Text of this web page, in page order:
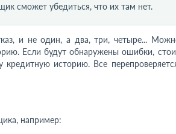
сможет убедиться, что их там нет.
и не один, а два, три, четыре...
Если будут обнаружены ошибки,
историю. Все
например: